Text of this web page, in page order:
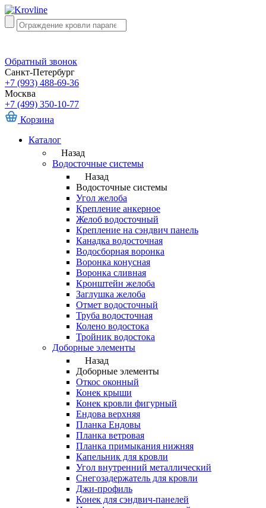
Обратный звонок
Санкт-Петербург
+7 (993) 488-69-36
Москва
+7 (499) 350-10-77
Корзина
Каталог
Назад
Водосточные системы
Назад
Водосточные системы
Угол желоба
Крепление анкерное
Желоб водосточный
Крепление на сэндвич панель
Канадка водосточная
Водосборная воронка
Воронка конусная
Воронка сливная
Кронштейн желоба
Заглушка желоба
Отмет водосточный
Труба водосточная
Колено водостока
Тройник водостока
Доборные элементы
Назад
Доборные элементы
Откос оконный
Конек крыши
Конек кровли фигурный
Ендова верхняя
Планка Ендовы
Планка ветровая
Планка примыкания нижняя
Капельник для кровли
Угол внутренний металлический
Снегозадержатель для кровли
Джи-профиль
Конек для сэндвич-панелей